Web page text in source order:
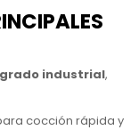
industrial,
cocción rápida y